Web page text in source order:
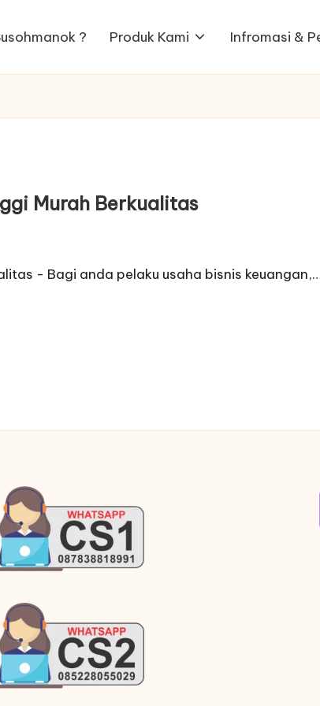
? Produk Kami Infromasi &
Murah Berkualitas
- Bagi anda pelaku usaha bisnis